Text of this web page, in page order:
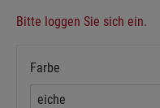
Bitte loggen Sie sich ein.
Farbe
eiche